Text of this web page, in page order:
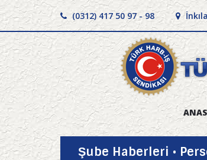
(0312) 417 50 97 - 98
Şube Haberleri •